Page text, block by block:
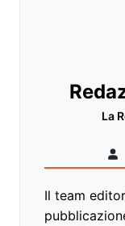
La
Il team